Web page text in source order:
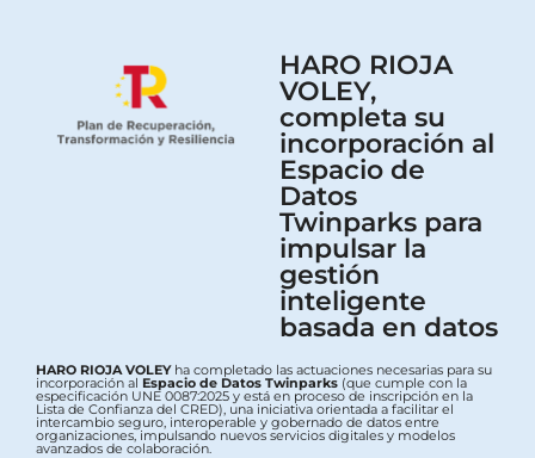
HARO RIOJA
VOLEY,
completa su
incorporación al
Espacio de
Datos
Twinparks para
impulsar la
gestión
inteligente
basada en datos
HARO RIOJA VOLEYha completado las actuaciones necesarias para su
incorporación al Espacio de Datos Twinparks (que cumple con la
especificación UNE 0087:2025 y está en proceso de inscripción en la
Lista de Confianza del CRED), una iniciativa orientada a facilitar el
intercambio seguro, interoperable y gobernado de datos entre
organizaciones, impulsando nuevos servicios digitales y modelos
avanzados de colaboración.